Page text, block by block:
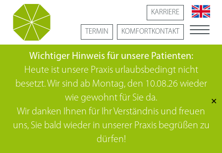
Wichtiger Hinweis für unsere Patienten:
Heute ist unsere Praxis urlaubsbedingt nicht
besetzt. Wir sind ab Montag, den 10.08.26 wieder
wie gewohnt für Sie da.
Wir danken Ihnen für Ihr Verständnis und freuen
uns, Sie bald wieder in unserer Praxis begrüßen zu
dürfen!
✕
KOMFORTKONTAKT
TERMIN
KARRIERE